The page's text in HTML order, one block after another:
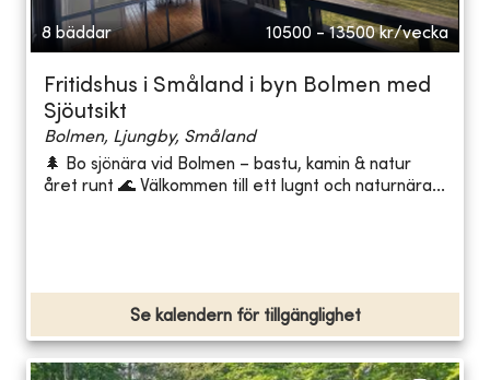
8 bäddar 10500 - 13500 kr/vecka
Fritidshus i Småland i byn Bolmen med
Sjöutsikt
Bolmen, Ljungby, Småland
🌲 Bo sjönära vid Bolmen – bastu, kamin & natur
året runt 🌊 Välkommen till ett lugnt och naturnära...
Se kalendern för tillgänglighet